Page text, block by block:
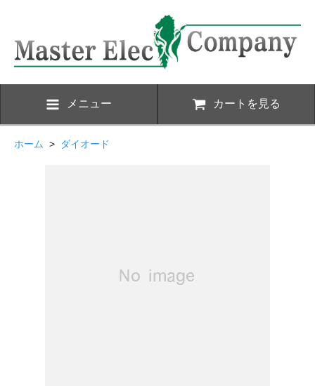
メニュー カートを見る
ホーム > ダイオード